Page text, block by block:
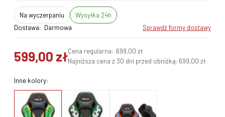
na wyczerpaniu
Wysyłka 24h
Dostawa:
Darmowa sprawdź formy dostawy
599,00 złCena regularna: 699,00 zł
Najniższa cena z 30 dni przed obniżką: 699,00 zł
Inne kolory: